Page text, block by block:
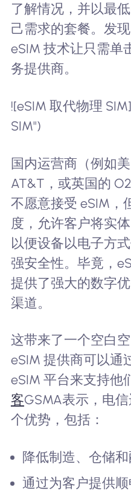
了解情况，并以最
己需求的套餐。发
eSIM 技术让只需单
务提供商。
![eSIM 取代物理
SIM")
国内运营商（例如
AT&T，或英国的
不愿意接受 eSIM，
度，允许客户将实
以便设备以电子方
强安全性。毕竟，
提供了强大的数字
渠道。
这带来了一个空白
eSIM 提供商可以通
eSIM 平台来支持他
客GSMA表示，电
个优势，包括：
降低制造、仓储
通过为客户提供